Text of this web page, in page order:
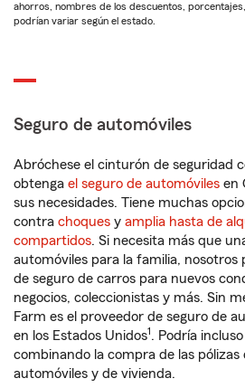
ahorros, nombres de los descuentos,
podrían variar según el estado.
Seguro de automóviles
Abróchese el cinturón de seguridad
obtenga el seguro de automóviles en
sus necesidades. Tiene muchas
contra choques y amplia hasta de
compartidos. Si necesita más que
automóviles para la familia,
de seguro de carros para nuevos
negocios, coleccionistas y más. Sin
Farm es el proveedor de seguro de
en los Estados Unidos1. Podría
combinando la compra de las pólizas
automóviles y de vivienda.